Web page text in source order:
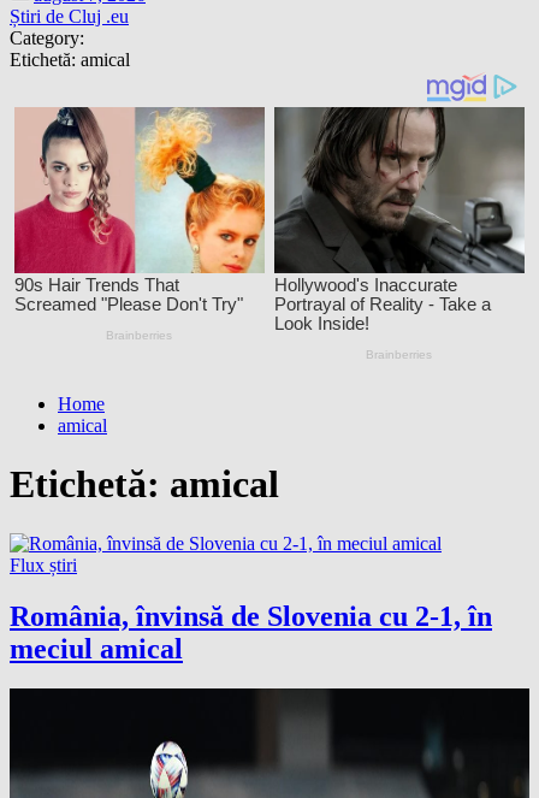
Știri de Cluj .eu
Category:
Etichetă: amical
Home
amical
Etichetă: amical
Flux știri
România, învinsă de Slovenia cu 2-1, în
meciul amical